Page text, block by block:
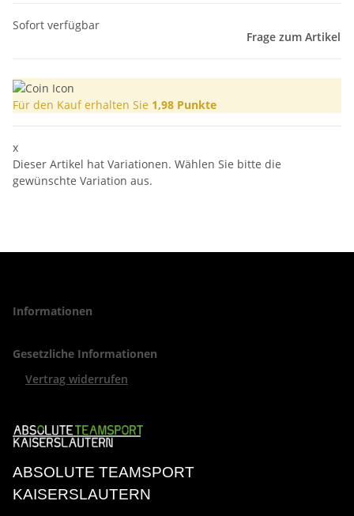
Sofort verfügbar
Frage zum Artikel
Für den Kauf erhalten Sie 1,98 Punkte
x
Dieser Artikel hat Variationen. Wählen Sie bitte die
gewünschte Variation aus.
Informationen
Gesetzliche Informationen
Vertrag widerrufen
ABSOLUTE TEAMSPORT
KAISERSLAUTERN